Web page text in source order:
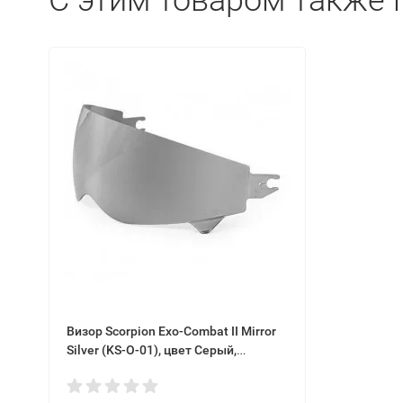
Визор Scorpion Exo-Combat II Mirror
Silver (KS-O-01), цвет Серый,